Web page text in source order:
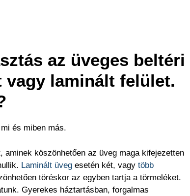
az üveges beltéri
vagy laminált felület.
és miben más.
köszönhetően az üveg maga kifejezetten
Laminált üveg esetén két, vagy több
töréskor az egyben tartja a törmeléket.
Gyerekes háztartásban, forgalmas